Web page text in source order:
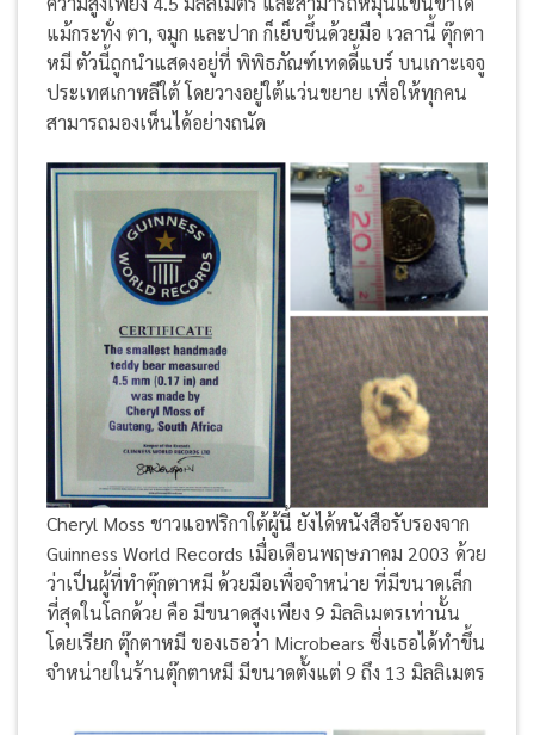
แม้กระทั่ง ตา, จมูก และปาก ก็เย็บขึ้นด้วยมือ เวลานี้ ตุ๊กตา
หมี ตัวนี้ถูกนำแสดงอยู่ที่ พิพิธภัณฑ์เทดดี้แบร์ บนเกาะเจจู
ประเทศเกาหลีใต้ โดยวางอยู่ใต้แว่นขยาย เพื่อให้ทุกคน
สามารถมองเห็นได้อย่างถนัด
Cheryl Moss ชาวแอฟริกาใต้ผู้นี้ ยังได้หนังสือรับรองจาก
Guinness World Records เมื่อเดือนพฤษภาคม 2003 ด้วย
ว่าเป็นผู้ที่ทำตุ๊กตาหมี ด้วยมือเพื่อจำหน่าย ที่มีขนาดเล็ก
ที่สุดในโลกด้วย คือ มีขนาดสูงเพียง 9 มิลลิเมตรเท่านั้น
โดยเรียก ตุ๊กตาหมี ของเธอว่า Microbears ซึ่งเธอได้ทำขึ้น
จำหน่ายในร้านตุ๊กตาหมี มีขนาดตั้งแต่ 9 ถึง 13 มิลลิเมตร